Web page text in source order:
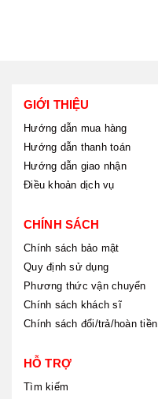
GIỚI THIỆU
Hướng dẫn mua hàng
Hướng dẫn thanh toán
Hướng dẫn giao nhận
Điều khoản dịch vụ
CHÍNH SÁCH
Chính sách bảo mật
Quy định sử dụng
Phương thức vận chuyển
Chính sách khách sĩ
Chính sách đổi/trả/hoàn tiền
HỖ TRỢ
Tìm kiếm